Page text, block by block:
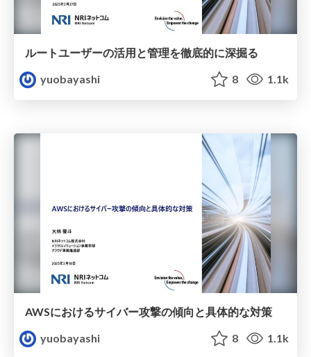
ルートユーザーの活用と管理を徹底的に深掘る
yuobayashi
8 1.1k
AWSにおけるサイバー攻撃の傾向と具体的な対策
yuobayashi
8 1.1k